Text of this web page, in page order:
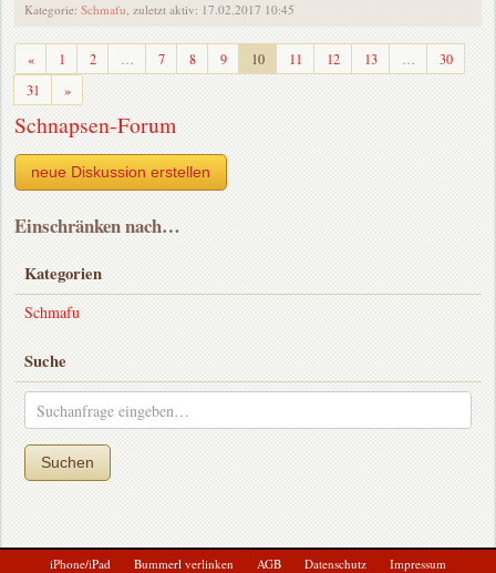
Kategorie: Schmafu, zuletzt aktiv: 17.02.2017 10:45
«Zurück1 2 … 7 8 9 10 11 12 13 …
30
31
»Weiter
Schnapsen-Forum
neue Diskussion erstellen
Einschränken nach…
Kategorien
Schmafu
Suche
Suchen
iPhone/iPad Bummerl verlinken AGB Datenschutz Impressum